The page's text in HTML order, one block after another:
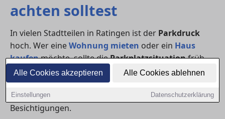
Alle Cookies akzeptieren Alle Cookies ablehnen
Einstellungen Datenschutzerklärung
achten solltest
In vielen Stadtteilen in Ratingen ist der Parkdruck
hoch. Wer eineWohnung mieten oder ein Haus
kaufenmöchte, sollte dieParkplatzsituationfrüh
prüfen: Gibt esBewohnerparken, Besucherregelungen,
Stellplätze am Haus oder eine Tiefgarage? Hier
bekommst du den Überblick – inklusive Checkliste für
Besichtigungen.